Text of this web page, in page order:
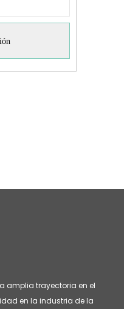
amplia trayectoria en el
en la industria de la